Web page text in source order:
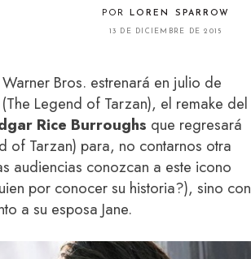
POR LOREN SPARROW
13 DE DICIEMBRE DE 2015
Bros. estrenará en julio de
(The Legend of Tarzan), el remake del
Rice Burroughs que regresará
of Tarzan) para, no contarnos otra
audiencias conozcan a este icono
por conocer su historia?), sino con
a su esposa Jane.